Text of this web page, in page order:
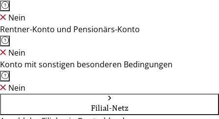
Nein
Rentner-Konto und Pensionärs-Konto
Nein
Konto mit sonstigen besonderen Bedingungen
Nein
Filial-Netz